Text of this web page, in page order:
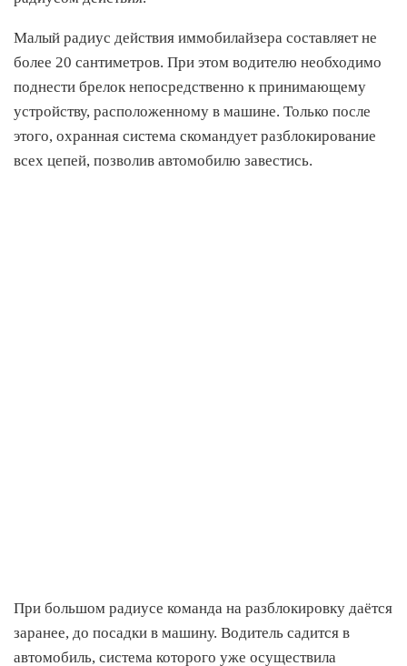
Малый радиус действия иммобилайзера составляет не
более 20 сантиметров. При этом водителю необходимо
поднести брелок непосредственно к принимающему
устройству, расположенному в машине. Только после
этого, охранная система скомандует разблокирование
всех цепей, позволив автомобилю завестись.
При большом радиусе команда на разблокировку даётся
заранее, до посадки в машину. Водитель садится в
автомобиль, система которого уже осуществила